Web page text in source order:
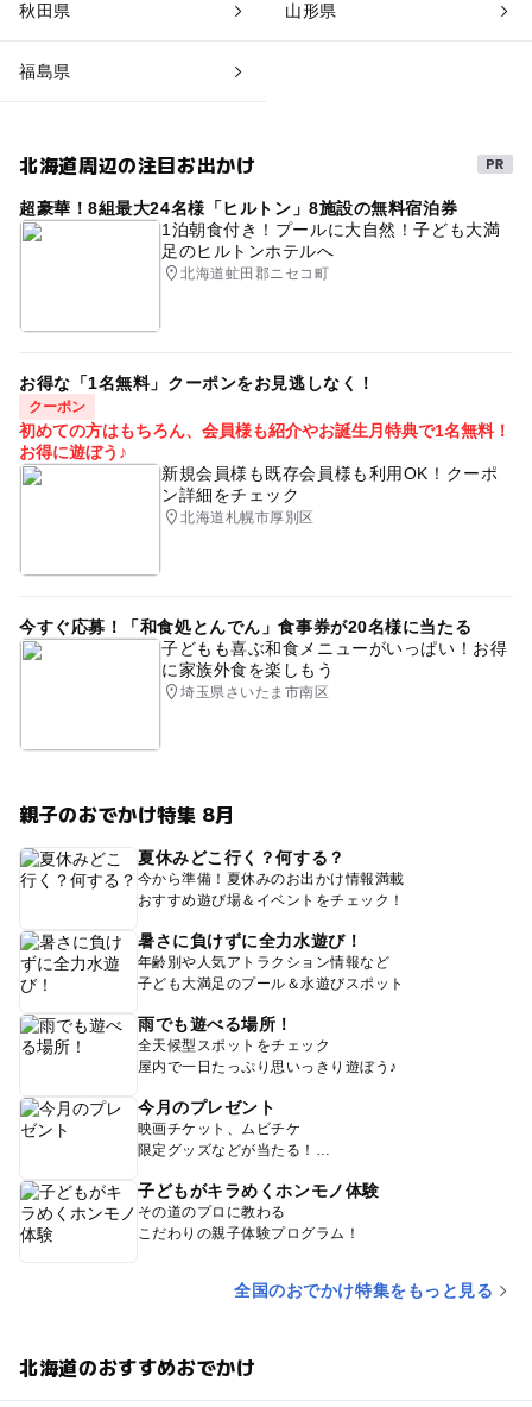
秋田県 山形県
福島県
北海道周辺の注目お出かけ
超豪華！8組最大24名様「ヒルトン」8施設の無料宿泊券
1泊朝食付き！プールに大自然！子ども大満
足のヒルトンホテルへ
北海道虻田郡ニセコ町
お得な「1名無料」クーポンをお見逃しなく！
クーポン
初めての方はもちろん、会員様も紹介やお誕生月特典で1名無料！
お得に遊ぼう♪
新規会員様も既存会員様も利用OK！クーポ
ン詳細をチェック
北海道札幌市厚別区
今すぐ応募！「和食処とんでん」食事券が20名様に当たる
子どもも喜ぶ和食メニューがいっぱい！お得
に家族外食を楽しもう
埼玉県さいたま市南区
親子のおでかけ特集 8月
夏休みどこ行く？何する？
今から準備！夏休みのお出かけ情報満載
おすすめ遊び場＆イベントをチェック！
暑さに負けずに全力水遊び！
年齢別や人気アトラクション情報など
子ども大満足のプール＆水遊びスポット
雨でも遊べる場所！
全天候型スポットをチェック
屋内で一日たっぷり思いっきり遊ぼう♪
今月のプレゼント
映画チケット、ムビチケ
限定グッズなどが当たる！
子どもがキラめくホンモノ体験
その道のプロに教わる
こだわりの親子体験プログラム！
全国のおでかけ特集をもっと見る
北海道のおすすめおでかけ